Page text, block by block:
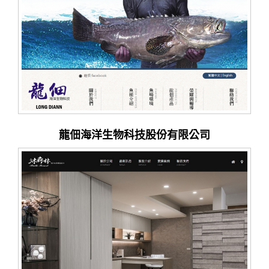
龍佃海洋生物科技股份有限公司